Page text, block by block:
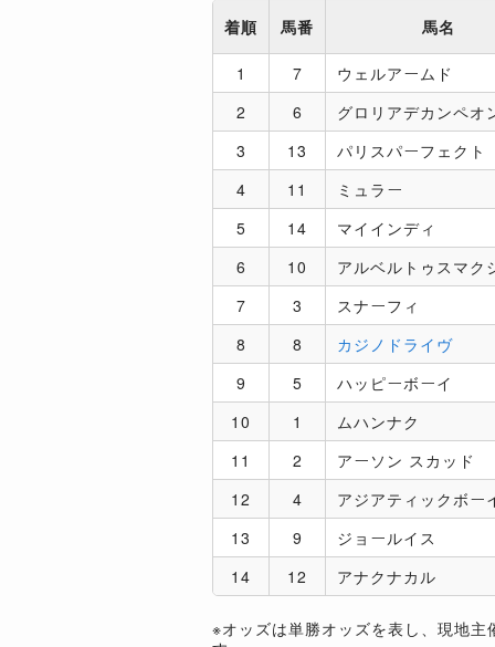
着順 馬番 馬名
1 7
ウェルアームド
2
6
グロリアデカンペオ
3
13
パリスパーフェクト
4
11
ミュラー
5
14
マイインディ
6
10
アルベルトゥスマク
7
3
スナーフィ
8
8
カジノドライヴ
9
5
ハッピーボーイ
10
1
ムハンナク
11
2
アーソン スカッド
12
4
アジアティックボー
13
9
ジョールイス
14
12 アナクナカル
※オッズは単勝オッズを表し、現地